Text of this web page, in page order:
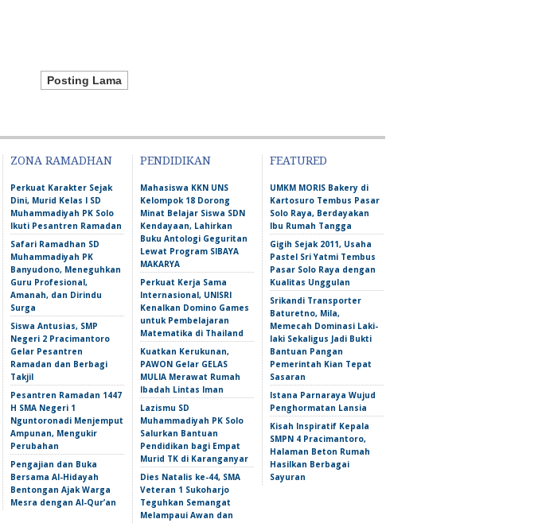
Posting Lama
ZONA RAMADHAN
Perkuat Karakter Sejak
Dini, Murid Kelas I SD
Muhammadiyah PK Solo
Ikuti Pesantren Ramadan
Safari Ramadhan SD
Muhammadiyah PK
Banyudono, Meneguhkan
Guru Profesional,
Amanah, dan Dirindu
Surga
Siswa Antusias, SMP
Negeri 2 Pracimantoro
Gelar Pesantren
Ramadan dan Berbagi
Takjil
Pesantren Ramadan 1447
H SMA Negeri 1
Nguntoronadi Menjemput
Ampunan, Mengukir
Perubahan
Pengajian dan Buka
Bersama Al-Hidayah
Bentongan Ajak Warga
Mesra dengan Al-Qur’an
PENDIDIKAN
Mahasiswa KKN UNS
Kelompok 18 Dorong
Minat Belajar Siswa SDN
Kendayaan, Lahirkan
Buku Antologi Geguritan
Lewat Program SIBAYA
MAKARYA
Perkuat Kerja Sama
Internasional, UNISRI
Kenalkan Domino Games
untuk Pembelajaran
Matematika di Thailand
Kuatkan Kerukunan,
PAWON Gelar GELAS
MULIA Merawat Rumah
Ibadah Lintas Iman
Lazismu SD
Muhammadiyah PK Solo
Salurkan Bantuan
Pendidikan bagi Empat
Murid TK di Karanganyar
Dies Natalis ke-44, SMA
Veteran 1 Sukoharjo
Teguhkan Semangat
Melampaui Awan dan
FEATURED
UMKM MORIS Bakery di
Kartosuro Tembus Pasar
Solo Raya, Berdayakan
Ibu Rumah Tangga
Gigih Sejak 2011, Usaha
Pastel Sri Yatmi Tembus
Pasar Solo Raya dengan
Kualitas Unggulan
Srikandi Transporter
Baturetno, Mila,
Memecah Dominasi Laki-
laki Sekaligus Jadi Bukti
Bantuan Pangan
Pemerintah Kian Tepat
Sasaran
Istana Parnaraya Wujud
Penghormatan Lansia
Kisah Inspiratif Kepala
SMPN 4 Pracimantoro,
Halaman Beton Rumah
Hasilkan Berbagai
Sayuran